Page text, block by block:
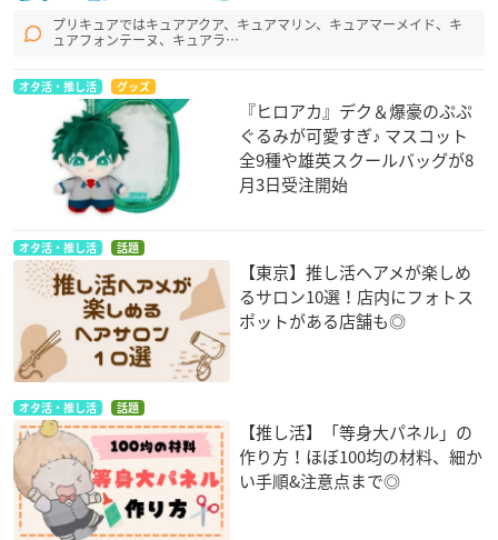
プリキュアではキュアアクア、キュアマリン、キュアマーメイド、キ
ュアフォンテーヌ、キュアラ…
オタ活・推し活 グッズ
『ヒロアカ』デク＆爆豪のぷぷ
ぐるみが可愛すぎ♪ マスコット
全9種や雄英スクールバッグが8
月3日受注開始
オタ活・推し活 話題
【東京】推し活ヘアメが楽しめ
るサロン10選！店内にフォトス
ポットがある店舗も◎
オタ活・推し活 話題
【推し活】「等身大パネル」の
作り方！ほぼ100均の材料、細か
い手順&注意点まで◎